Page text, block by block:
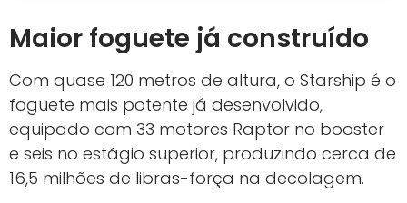
Maior foguete já construído
Com quase 120 metros de altura, o Starship é o
foguete mais potente já desenvolvido,
equipado com 33 motores Raptor no booster
e seis no estágio superior, produzindo cerca de
16,5 milhões de libras-força na decolagem.